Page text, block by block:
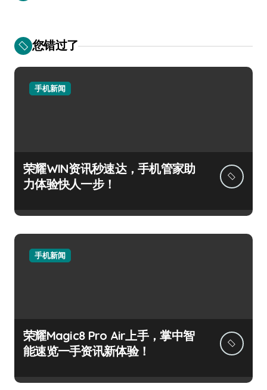
您错过了
手机新闻
荣耀WIN资讯秒速达，手机管家助
力体验快人一步！
手机新闻
荣耀Magic8 Pro Air上手，掌中智
能速览一手资讯新体验！